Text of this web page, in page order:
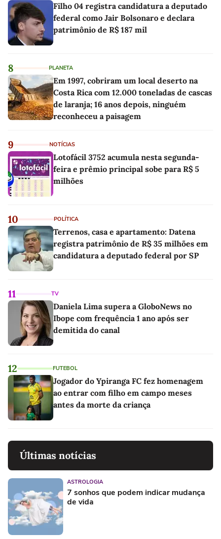
Filho 04 registra candidatura a deputado
federal como Jair Bolsonaro e declara
patrimônio de R$ 187 mil
8 PLANETA
Em 1997, cobriram um local deserto na
Costa Rica com 12.000 toneladas de cascas
de laranja; 16 anos depois, ninguém
reconheceu a paisagem
9 NOTÍCIAS
Lotofácil 3752 acumula nesta segunda-
feira e prêmio principal sobe para R$ 5
milhões
10 POLÍTICA
Terrenos, casa e apartamento: Datena
registra patrimônio de R$ 35 milhões em
candidatura a deputado federal por SP
11 TV
Daniela Lima supera a GloboNews no
Ibope com frequência 1 ano após ser
demitida do canal
12 FUTEBOL
Jogador do Ypiranga FC fez homenagem
ao entrar com filho em campo meses
antes da morte da criança
Últimas notícias
ASTROLOGIA
7 sonhos que podem indicar mudança
de vida